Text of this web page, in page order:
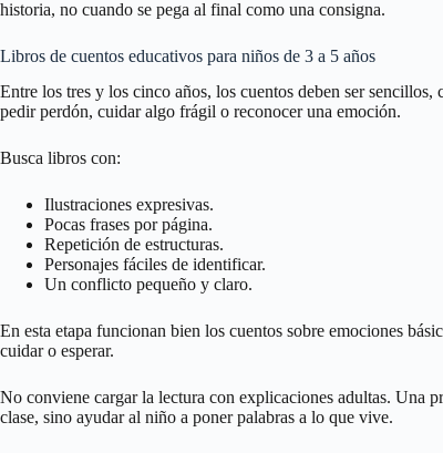
historia, no cuando se pega al final como una consigna.
Libros de cuentos educativos para niños de 3 a 5 años
Entre los tres y los cinco años, los cuentos deben ser
pedir perdón, cuidar algo frágil o reconocer una emoción.
Busca libros con:
Ilustraciones expresivas.
Pocas frases por página.
Repetición de estructuras.
Personajes fáciles de identificar.
Un conflicto pequeño y claro.
En esta etapa funcionan bien los cuentos sobre emociones
cuidar o esperar.
No conviene cargar la lectura con explicaciones adultas. Una
clase, sino ayudar al niño a poner palabras a lo que vive.